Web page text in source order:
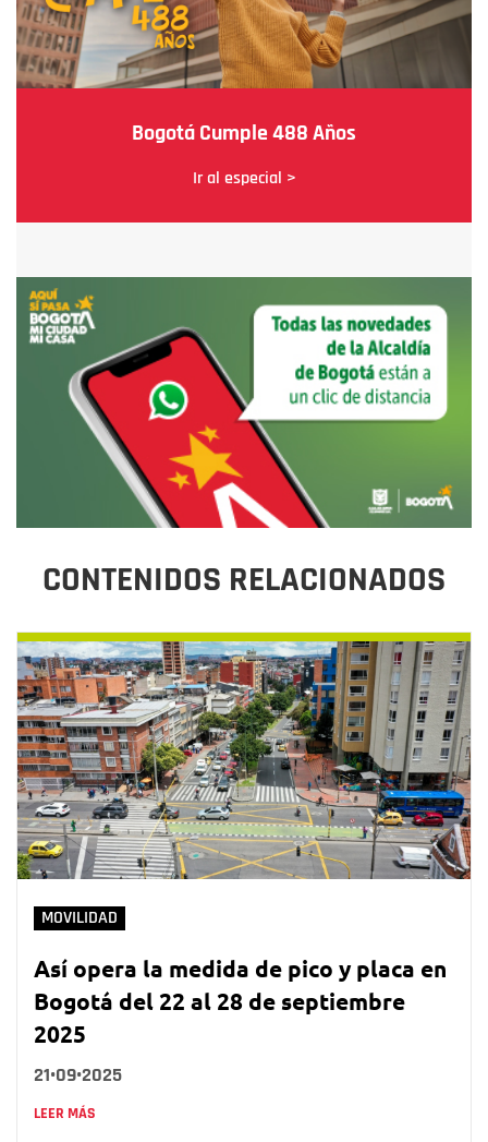
Bogotá Cumple 488 Años
Ir al especial >
CONTENIDOS RELACIONADOS
MOVILIDAD
Así opera la medida de pico y placa en
Bogotá del 22 al 28 de septiembre
2025
21•09•2025
LEER MÁS